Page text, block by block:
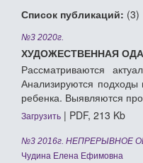
Список публикаций: (3)
№3 2020г.
ХУДОЖЕСТВЕННАЯ
Рассматриваются
Анализируются подходы
ребенка. Выявляются
Загрузить | PDF, 213 Kb
№3 2016г. НЕПРЕРЫВНОЕ
Чудина Елена Ефимовна